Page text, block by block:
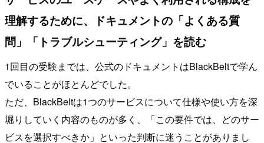
理解するために、ドキュメントの「よくある質
問」「トラブルシューティング」を読む
1回目の受験までは、公式のドキュメントはBlackBeltで学ん
でいることがほとんどでした。
ただ、BlackBeltは1つのサービスについて仕様や使い方を深
堀りしていく内容のものが多く、「この要件では、どのサー
ビスを選択すべきか」といった判断に迷うことがありまし